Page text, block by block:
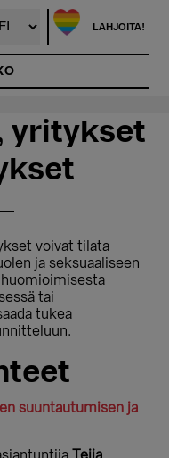
LAHJOITA!
yritykset
voivat tilata
ja seksuaaliseen
tai
tukea
suuntautumisen ja